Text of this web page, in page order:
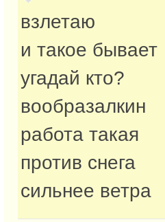
взлетаю
и такое бывает
угадай кто?
вообразалкин
работа такая
против снега
сильнее ветра